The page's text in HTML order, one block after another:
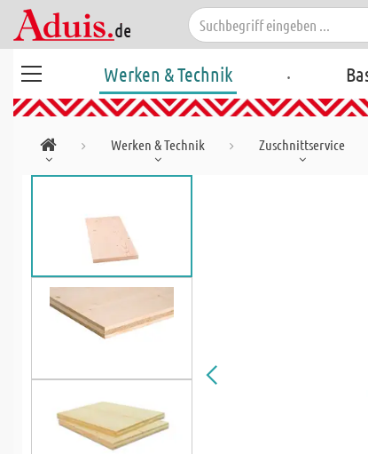
Werken & Technik .
Werken & Technik Zuschnittservice